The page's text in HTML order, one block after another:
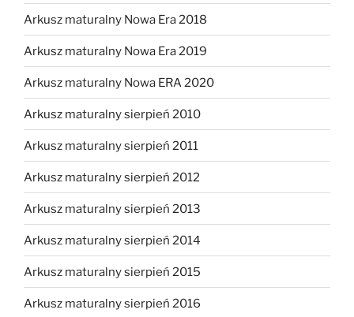
Arkusz maturalny Nowa Era 2018
Arkusz maturalny Nowa Era 2019
Arkusz maturalny Nowa ERA 2020
Arkusz maturalny sierpień 2010
Arkusz maturalny sierpień 2011
Arkusz maturalny sierpień 2012
Arkusz maturalny sierpień 2013
Arkusz maturalny sierpień 2014
Arkusz maturalny sierpień 2015
Arkusz maturalny sierpień 2016